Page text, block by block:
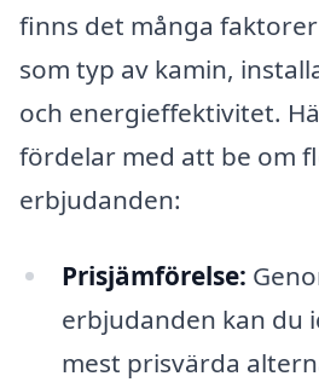
finns det många
som typ av kamin,
och energieffektivitet.
fördelar med att be om
erbjudanden:
Prisjämförelse:
erbjudanden kan du
mest prisvärda